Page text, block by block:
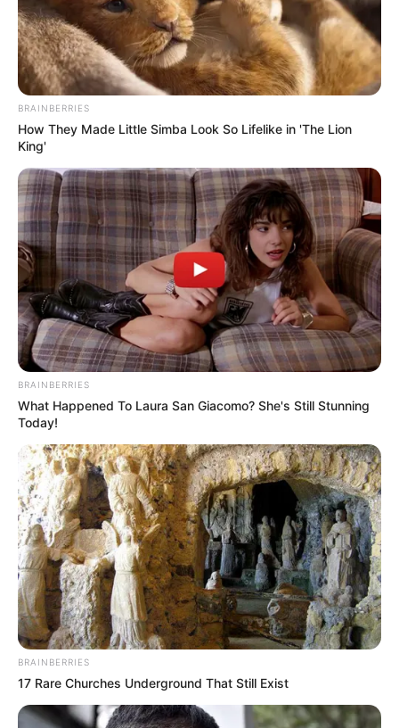
BRAINBERRIES
How They Made Little Simba Look So Lifelike in 'The Lion
King'
BRAINBERRIES
What Happened To Laura San Giacomo? She's Still Stunning
Today!
BRAINBERRIES
17 Rare Churches Underground That Still Exist